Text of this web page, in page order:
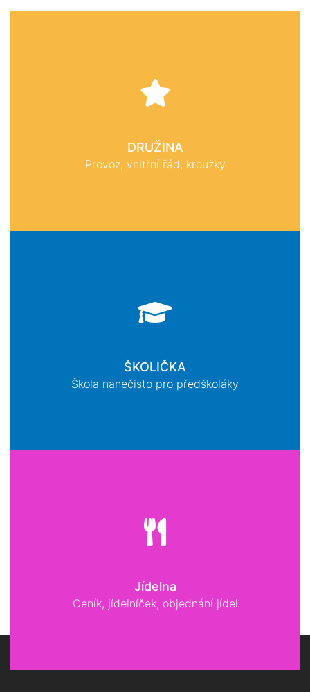
DRUŽINA
Provoz, vnitřní řád, kroužky
ŠKOLIČKA
Škola nanečisto pro předškoláky
Jídelna
Ceník, jídelníček, objednání jídel